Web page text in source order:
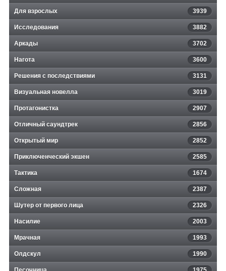
Для взрослых 3939
Исследования 3882
Аркады 3702
Нагота 3600
Решения с последствиями 3131
Визуальная новелла 3019
Протагонистка 2907
Отличный саундтрек 2856
Открытый мир 2852
Приключенческий экшен 2585
Тактика 1674
Сложная 2387
Шутер от первого лица 2326
Насилие 2003
Мрачная 1993
Олдскул 1990